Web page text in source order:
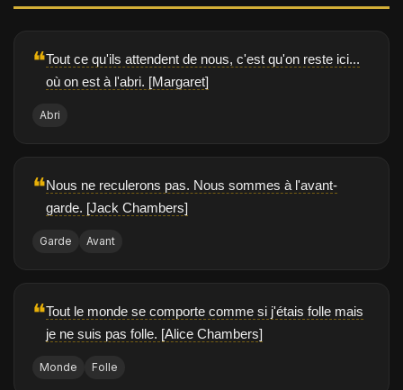
❝Tout ce qu'ils attendent de nous, c'est qu'on reste ici...
où on est à l'abri. [Margaret]
Abri
❝Nous ne reculerons pas. Nous sommes à l'avant-
garde. [Jack Chambers]
Garde Avant
❝Tout le monde se comporte comme si j'étais folle mais
je ne suis pas folle. [Alice Chambers]
Monde Folle